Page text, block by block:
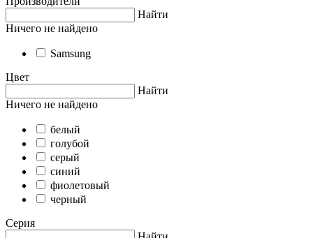
Найти
Ничего не найдено
Samsung
Цвет
Найти
Ничего не найдено
белый
голубой
серый
синий
фиолетовый
черный
Серия